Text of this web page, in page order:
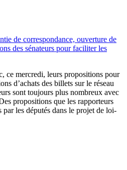
de correspondance, ouverture de
des sénateurs pour faciliter les
ce mercredi, leurs propositions pour
d’achats des billets sur le réseau
sont toujours plus nombreux avec
propositions que les rapporteurs
les députés dans le projet de loi-